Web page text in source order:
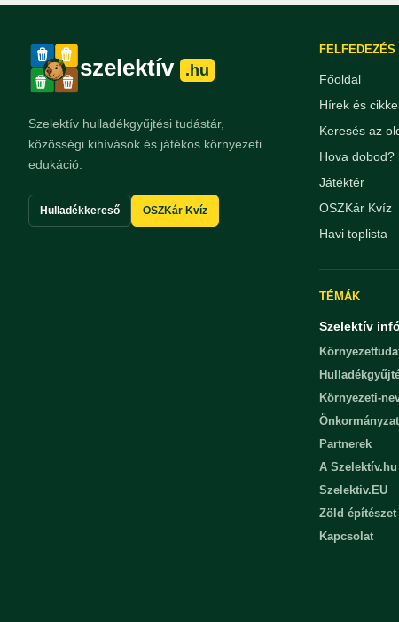
szelektív .hu
Szelektív hulladékgyűjtési tudástár,
közösségi kihívások és játékos környezeti
edukáció.
Hulladékkereső OSZKár Kvíz
FELFEDEZÉS
Főoldal
Hírek és
Keresés az
Hova dobod?
Játéktér
OSZKár Kvíz
Havi toplista
TÉMÁK
Szelektív infó
Környezeti-
Partnerek
A
Szelektiv.EU
Zöld építészet
Kapcsolat